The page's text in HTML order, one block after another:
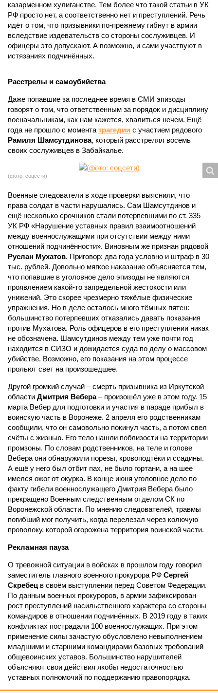
казарменном хулиганстве. Тем более что такой статьи в УК
РФ просто нет, а соответственно нет и преступлений. Речь
идёт о том, что призывники по-прежнему гибнут в армии
вследствие издевательств со стороны сослуживцев. И
офицеры это допускают. А возможно, и сами участвуют в
истязаниях подчинённых.
Расстрелы и самоубийства
Даже попавшие за последнее время в СМИ эпизоды
говорят о том, что ответственным за порядок и дисциплину
военачальникам, как нам кажется, хвалиться нечем. Ещё
года не прошло с момента трагедии с участием рядового
Рамиля Шамсутдинова, который расстрелял восемь
своих сослуживцев в Забайкалье.
(фото: соцсети)
Военные следователи в ходе проверки выяснили, что
права солдат в части нарушались. Сам Шамсутдинов и
ещё несколько срочников стали потерпевшими по ст. 335
УК РФ «Нарушение уставных правил взаимоотношений
между военнослужащими при отсутствии между ними
отношений подчинённости». Виновным же признан рядовой
Руслан Мухатов. Приговор: два года условно и штраф в 30
тыс. рублей. Довольно мягкое наказание объясняется тем,
что попавшие в уголовное дело эпизоды не являются
проявлением какой-то запредельной жестокости или
унижений. Это скорее чрезмерно тяжёлые физические
упражнения. Но в деле осталось много тёмных пятен:
большинство потерпевших отказались давать показания
против Мухатова. Роль офицеров в его преступлении никак
не обозначена. Шамсутдинов между тем уже почти год
находится в СИЗО и дожидается суда по делу о массовом
убийстве. Возможно, его показания на этом процессе
прольют свет на произошедшее.
Другой громкий случай – смерть призывника из Иркутской
области Дмитрия Вебера– произошёл уже в этом году. 15
марта Вебер для подготовки и участия в параде прибыл в
воинскую часть в Воронеже. 2 апреля его родственникам
сообщили, что он самовольно покинул часть, а потом свел
счёты с жизнью. Его тело нашли поблизости на территории
промзоны. По словам родственников, на теле и голове
Вебера они обнаружили порезы, кровоподтёки и ссадины.
А ещё у него был отбит пах, не было гортани, а на шее
имелся ожог от окурка. В конце июня уголовное дело по
факту гибели военно­служащего Дмитрия Вебера было
прекращено Военным следственным отделом СК по
Воронежской области. По мнению следователей, травмы
погибший мог получить, когда перелезал через колючую
проволоку, которой огорожена территория воинской части.
Рекламная пауза
О тревожной ситуации в войсках в прошлом году говорил
заместитель главного военного прокурора РФ Сергей
Скребец в своём выступлении перед Советом Федерации.
По данным военных прокуроров, в армии зафиксирован
рост преступлений насильственного характера со стороны
командиров в отношении подчинённых. В 2019 году в таких
конфликтах пострадали 100 военнослужащих. При этом
применение силы зачастую обусловлено невыполнением
младшими и старшими командирами базовых требований
общевоинских уставов. Большинство нарушителей
объясняют свои действия якобы недостаточностью
уставных полномочий по поддержанию правопорядка.